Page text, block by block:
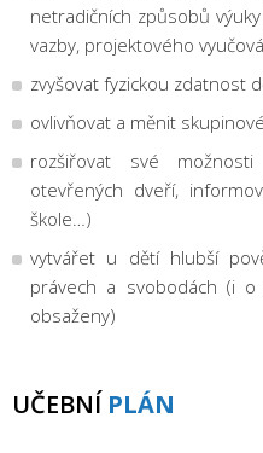
netradičních způsobů
vazby, projektového
zvyšovat fyzickou zdatnost
ovlivňovat a měnit
rozšiřovat své
otevřených dveří,
škole…)
vytvářet u dětí hlubší
právech a svobodách (i
obsaženy)
UČEBNÍ PLÁN